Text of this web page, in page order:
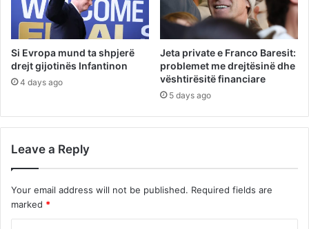
Si Evropa mund ta shpjerë
drejt gijotinës Infantinon
4 days ago
Jeta private e Franco Baresit:
problemet me drejtësinë dhe
vështirësitë financiare
5 days ago
Leave a Reply
Your email address will not be published. Required fields are
marked *